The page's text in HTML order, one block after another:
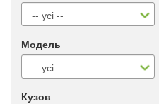
Модель
Кузов